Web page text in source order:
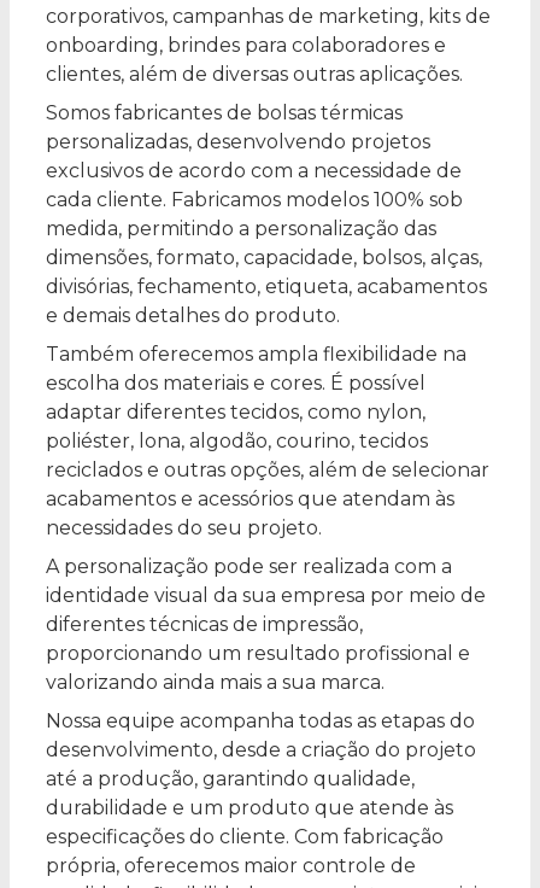
corporativos, campanhas de marketing, kits de
onboarding, brindes para colaboradores e
clientes, além de diversas outras aplicações.
Somos fabricantes de bolsas térmicas
personalizadas, desenvolvendo projetos
exclusivos de acordo com a necessidade de
cada cliente. Fabricamos modelos 100% sob
medida, permitindo a personalização das
dimensões, formato, capacidade, bolsos, alças,
divisórias, fechamento, etiqueta, acabamentos
e demais detalhes do produto.
Também oferecemos ampla flexibilidade na
escolha dos materiais e cores. É possível
adaptar diferentes tecidos, como nylon,
poliéster, lona, algodão, courino, tecidos
reciclados e outras opções, além de selecionar
acabamentos e acessórios que atendam às
necessidades do seu projeto.
A personalização pode ser realizada com a
identidade visual da sua empresa por meio de
diferentes técnicas de impressão,
proporcionando um resultado profissional e
valorizando ainda mais a sua marca.
Nossa equipe acompanha todas as etapas do
desenvolvimento, desde a criação do projeto
até a produção, garantindo qualidade,
durabilidade e um produto que atende às
especificações do cliente. Com fabricação
própria, oferecemos maior controle de